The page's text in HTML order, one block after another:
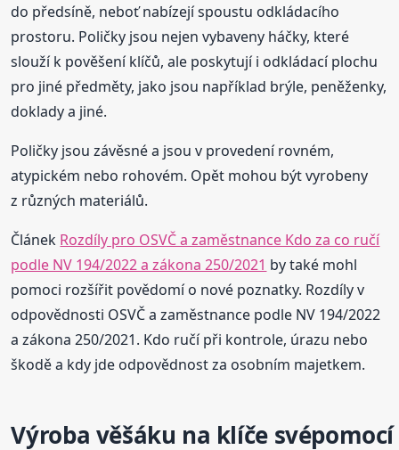
do předsíně, neboť nabízejí spoustu odkládacího
prostoru. Poličky jsou nejen vybaveny háčky, které
slouží k pověšení klíčů, ale poskytují i odkládací plochu
pro jiné předměty, jako jsou například brýle, peněženky,
doklady a jiné.
Poličky jsou závěsné a jsou v provedení rovném,
atypickém nebo rohovém. Opět mohou být vyrobeny
z různých materiálů.
Článek Rozdíly pro OSVČ a zaměstnance Kdo za co ručí
podle NV 194/2022 a zákona 250/2021 by také mohl
pomoci rozšířit povědomí o nové poznatky. Rozdíly v
odpovědnosti OSVČ a zaměstnance podle NV 194/2022
a zákona 250/2021. Kdo ručí při kontrole, úrazu nebo
škodě a kdy jde odpovědnost za osobním majetkem.
Výroba věšáku na klíče svépomocí